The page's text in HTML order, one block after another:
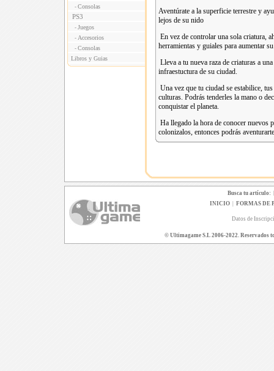
- Consolas
PS3
- Juegos
- Accesorios
- Consolas
Libros y Guias
Aventúrate a la superficie terrestre y
lejos de su nido
En vez de controlar una sola criatura,
herramientas y guiales para aumentar
Lleva a tu nueva raza de criaturas a
infraestuctura de su ciudad.
Una vez que tu ciudad se estabilice,
culturas. Podrás tenderles la mano o
conquistar el planeta.
Ha llegado la hora de conocer nuevos
colonizalos, entonces podrás
Busca tu artículo:
INICIO| FORMAS DE
Datos de
© Ultimagame S.L 2006-2022. Reservados